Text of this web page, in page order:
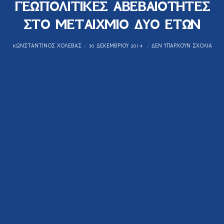
ΓΕΩΠΟΛΙΤΙΚΕΣ ΑΒΕΒΑΙΟΤΗΤΕΣ
ΣΤΟ ΜΕΤΑΙΧΜΙΟ ΔΥΟ ΕΤΩΝ
KΩΝΣΤΑΝΤΊΝΟΣ ΧΟΛΈΒΑΣ 30 ΔΕΚΕΜΒΡΊΟΥ 2014 ΔΕΝ ΥΠΆΡΧΟΥΝ ΣΧΌΛΙΑ